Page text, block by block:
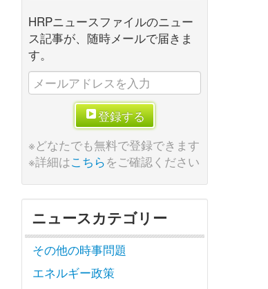
HRPニュースファイルのニュー
ス記事が、随時メールで届きま
す。
登録する
※どなたでも無料で登録できます
※詳細はこちらをご確認ください
ニュースカテゴリー
その他の時事問題
エネルギー政策